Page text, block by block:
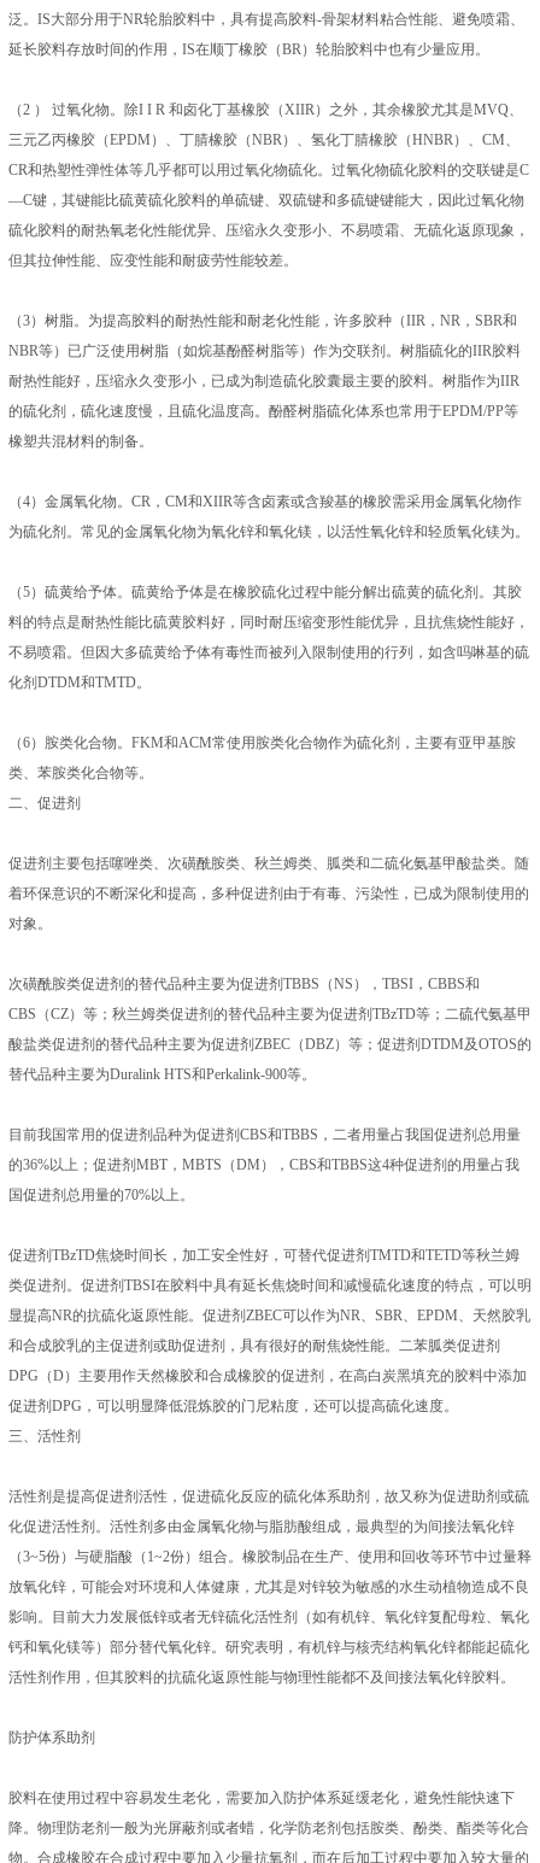
泛。IS大部分用于NR轮胎胶料中，具有提高胶料-骨架材料粘合性能、避免喷霜、
延长胶料存放时间的作用，IS在顺丁橡胶（BR）轮胎胶料中也有少量应用。
（2 ） 过氧化物。除I I R 和卤化丁基橡胶（XIIR）之外，其余橡胶尤其是MVQ、
三元乙丙橡胶（EPDM）、丁腈橡胶（NBR）、氢化丁腈橡胶（HNBR）、CM、
CR和热塑性弹性体等几乎都可以用过氧化物硫化。过氧化物硫化胶料的交联键是C
—C键，其键能比硫黄硫化胶料的单硫键、双硫键和多硫键键能大，因此过氧化物
硫化胶料的耐热氧老化性能优异、压缩永久变形小、不易喷霜、无硫化返原现象，
但其拉伸性能、应变性能和耐疲劳性能较差。
（3）树脂。为提高胶料的耐热性能和耐老化性能，许多胶种（IIR，NR，SBR和
NBR等）已广泛使用树脂（如烷基酚醛树脂等）作为交联剂。树脂硫化的IIR胶料
耐热性能好，压缩永久变形小，已成为制造硫化胶囊最主要的胶料。树脂作为IIR
的硫化剂，硫化速度慢，且硫化温度高。酚醛树脂硫化体系也常用于EPDM/PP等
橡塑共混材料的制备。
（4）金属氧化物。CR，CM和XIIR等含卤素或含羧基的橡胶需采用金属氧化物作
为硫化剂。常见的金属氧化物为氧化锌和氧化镁，以活性氧化锌和轻质氧化镁为。
（5）硫黄给予体。硫黄给予体是在橡胶硫化过程中能分解出硫黄的硫化剂。其胶
料的特点是耐热性能比硫黄胶料好，同时耐压缩变形性能优异，且抗焦烧性能好，
不易喷霜。但因大多硫黄给予体有毒性而被列入限制使用的行列，如含吗啉基的硫
化剂DTDM和TMTD。
（6）胺类化合物。FKM和ACM常使用胺类化合物作为硫化剂，主要有亚甲基胺
类、苯胺类化合物等。
二、促进剂
促进剂主要包括噻唑类、次磺酰胺类、秋兰姆类、胍类和二硫化氨基甲酸盐类。随
着环保意识的不断深化和提高，多种促进剂由于有毒、污染性，已成为限制使用的
对象。
次磺酰胺类促进剂的替代品种主要为促进剂TBBS（NS），TBSI，CBBS和
CBS（CZ）等；秋兰姆类促进剂的替代品种主要为促进剂TBzTD等；二硫代氨基甲
酸盐类促进剂的替代品种主要为促进剂ZBEC（DBZ）等；促进剂DTDM及OTOS的
替代品种主要为Duralink HTS和Perkalink-900等。
目前我国常用的促进剂品种为促进剂CBS和TBBS，二者用量占我国促进剂总用量
的36%以上；促进剂MBT，MBTS（DM），CBS和TBBS这4种促进剂的用量占我
国促进剂总用量的70%以上。
促进剂TBzTD焦烧时间长，加工安全性好，可替代促进剂TMTD和TETD等秋兰姆
类促进剂。促进剂TBSI在胶料中具有延长焦烧时间和减慢硫化速度的特点，可以明
显提高NR的抗硫化返原性能。促进剂ZBEC可以作为NR、SBR、EPDM、天然胶乳
和合成胶乳的主促进剂或助促进剂，具有很好的耐焦烧性能。二苯胍类促进剂
DPG（D）主要用作天然橡胶和合成橡胶的促进剂，在高白炭黑填充的胶料中添加
促进剂DPG，可以明显降低混炼胶的门尼粘度，还可以提高硫化速度。
三、活性剂
活性剂是提高促进剂活性，促进硫化反应的硫化体系助剂，故又称为促进助剂或硫
化促进活性剂。活性剂多由金属氧化物与脂肪酸组成，最典型的为间接法氧化锌
（3~5份）与硬脂酸（1~2份）组合。橡胶制品在生产、使用和回收等环节中过量释
放氧化锌，可能会对环境和人体健康，尤其是对锌较为敏感的水生动植物造成不良
影响。目前大力发展低锌或者无锌硫化活性剂（如有机锌、氧化锌复配母粒、氧化
钙和氧化镁等）部分替代氧化锌。研究表明，有机锌与核壳结构氧化锌都能起硫化
活性剂作用，但其胶料的抗硫化返原性能与物理性能都不及间接法氧化锌胶料。
防护体系助剂
胶料在使用过程中容易发生老化，需要加入防护体系延缓老化，避免性能快速下
降。物理防老剂一般为光屏蔽剂或者蜡，化学防老剂包括胺类、酚类、酯类等化合
物。合成橡胶在合成过程中要加入少量抗氧剂，而在后加工过程中要加入较大量的